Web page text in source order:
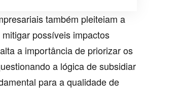
também pleiteiam a
possíveis impactos
a importância de priorizar os
a lógica de subsidiar
para a qualidade de